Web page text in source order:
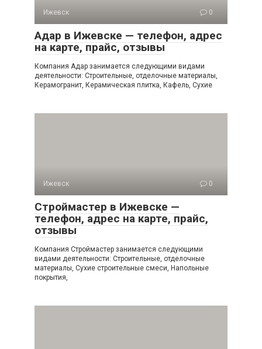
Ижевск 0
Адар в Ижевске — телефон, адрес
на карте, прайс, отзывы
Компания Адар занимается следующими видами
деятельности: Строительные, отделочные материалы,
Керамогранит, Керамическая плитка, Кафель, Сухие
Ижевск 0
Строймастер в Ижевске —
телефон, адрес на карте, прайс,
отзывы
Компания Строймастер занимается следующими
видами деятельности: Строительные, отделочные
материалы, Сухие строительные смеси, Напольные
покрытия,